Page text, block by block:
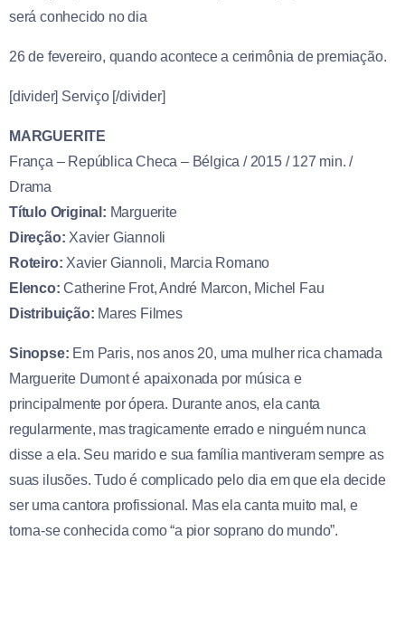
será conhecido no dia
26 de fevereiro, quando acontece a cerimônia de premiação.
[divider] Serviço [/divider]
MARGUERITE
França – República Checa – Bélgica / 2015 / 127 min. /
Drama
Título Original: Marguerite
Direção: Xavier Giannoli
Roteiro: Xavier Giannoli, Marcia Romano
Elenco: Catherine Frot, André Marcon, Michel Fau
Distribuição: Mares Filmes
Sinopse: Em Paris, nos anos 20, uma mulher rica chamada
Marguerite Dumont é apaixonada por música e
principalmente por ópera. Durante anos, ela canta
regularmente, mas tragicamente errado e ninguém nunca
disse a ela. Seu marido e sua família mantiveram sempre as
suas ilusões. Tudo é complicado pelo dia em que ela decide
ser uma cantora profissional. Mas ela canta muito mal, e
torna-se conhecida como “a pior soprano do mundo”.